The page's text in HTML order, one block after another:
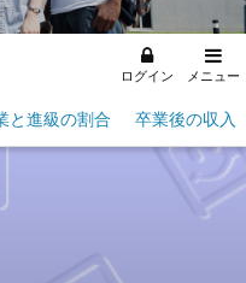
ログイン メニュー
と進級の割合 卒業後の収入